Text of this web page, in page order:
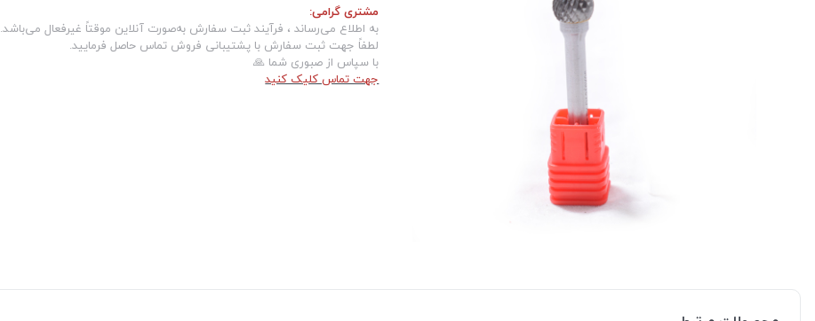
مشتری گرامی:
به اطلاع می‌رساند ، فرآیند ثبت سفارش به‌صورت آنلاین موقتاً غیرفعال می‌باشد.
لطفاً جهت ثبت سفارش با پشتیبانی فروش تماس حاصل فرمایید.
با سپاس از صبوری شما 🙏
جهت تماس کلیک کنید